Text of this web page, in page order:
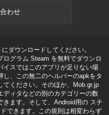
わせ
ダウンロードしてください。
グラム Steam を無料でダウンロ
イスではこのアプリが足りない場
、この無二のヘルパーのapkをタ
ください。そのほか、Mob.gr.jp
ディタなどの別のカテゴリーの数
ます。そして、Android用の スチ
できます。この規則は相変わらず